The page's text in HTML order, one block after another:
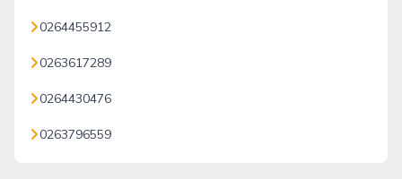
0264455912
0263617289
0264430476
0263796559